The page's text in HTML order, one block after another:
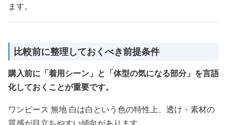
ます。
比較前に整理しておくべき前提条件
購入前に「着用シーン」と「体型の気になる部分」を言語
化しておくことが重要です。
ワンピース 無地 白は白という色の特性上、透け・素材の